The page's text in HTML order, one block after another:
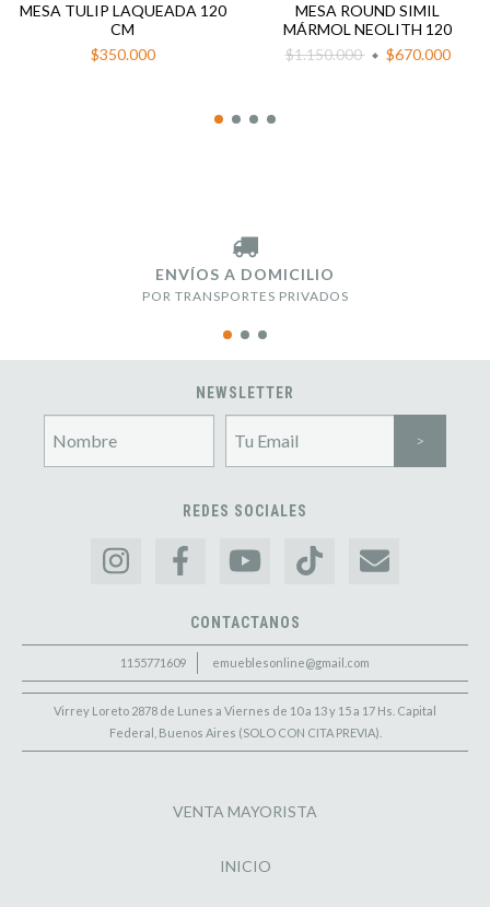
MESA TULIP LAQUEADA 120
CM
$350.000
MESA ROUND SIMIL
MÁRMOL NEOLITH 120
$1.150.000
$670.000
ENVÍOS A DOMICILIO
POR TRANSPORTES PRIVADOS
NEWSLETTER
REDES SOCIALES
CONTACTANOS
1155771609 emueblesonline@gmail.com
Virrey Loreto 2878 de Lunes a Viernes de 10 a 13 y 15 a 17 Hs. Capital
Federal, Buenos Aires (SOLO CON CITA PREVIA).
VENTA MAYORISTA
INICIO